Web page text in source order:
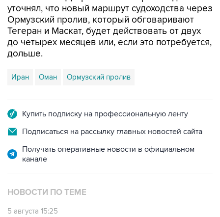
уточнял, что новый маршрут судоходства через
Ормузский пролив, который обговаривают
Тегеран и Маскат, будет действовать от двух
до четырех месяцев или, если это потребуется,
дольше.
Иран Оман Ормузский пролив
Купить подписку на профессиональную ленту
Подписаться на рассылку главных новостей сайта
Получать оперативные новости в официальном
канале
НОВОСТИ ПО ТЕМЕ
5 августа 15:25